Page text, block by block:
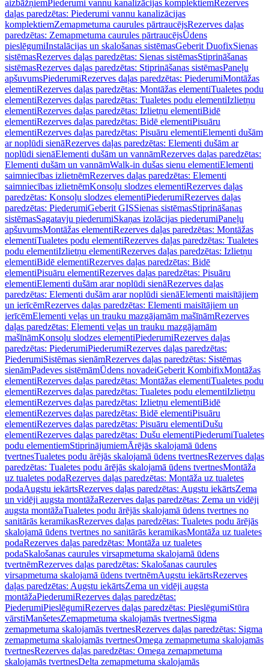
aizbāžņiemPiederumi vannu kanalizācijas komplektiemRezerves
daļas paredzētas: Piederumi vannu kanalizācijas
komplektiemZemapmetuma caurules pārtraucējsRezerves daļas
paredzētas: Zemapmetuma caurules pārtraucējsŪdens
pieslēgumiInstalācijas un skalošanas sistēmasGeberit DuofixSienas
sistēmasRezerves daļas paredzētas: Sienas sistēmasStiprināšanas
sistēmasRezerves daļas paredzētas: Stiprināšanas sistēmasPaneļu
apšuvumsPiederumiRezerves daļas paredzētas: PiederumiMontāžas
elementiRezerves daļas paredzētas: Montāžas elementiTualetes podu
elementiRezerves daļas paredzētas: Tualetes podu elementiIzlietņu
elementiRezerves daļas paredzētas: Izlietņu elementiBidē
elementiRezerves daļas paredzētas: Bidē elementiPisuāru
elementiRezerves daļas paredzētas: Pisuāru elementiElementi dušām
ar noplūdi sienāRezerves daļas paredzētas: Elementi dušām ar
noplūdi sienāElementi dušām un vannāmRezerves daļas paredzētas:
Elementi dušām un vannāmWalk-in dušas sienu elementiElementi
saimniecības izlietnēmRezerves daļas paredzētas: Elementi
saimniecības izlietnēmKonsoļu slodzes elementiRezerves daļas
paredzētas: Konsoļu slodzes elementiPiederumiRezerves daļas
paredzētas: PiederumiGeberit GISSienas sistēmasStiprināšanas
sistēmasSagatavju piederumiSkaņas izolācijas piederumiPaneļu
apšuvumsMontāžas elementiRezerves daļas paredzētas: Montāžas
elementiTualetes podu elementiRezerves daļas paredzētas: Tualetes
podu elementiIzlietņu elementiRezerves daļas paredzētas: Izlietņu
elementiBidē elementiRezerves daļas paredzētas: Bidē
elementiPisuāru elementiRezerves daļas paredzētas: Pisuāru
elementiElementi dušām arar noplūdi sienāRezerves daļas
paredzētas: Elementi dušām arar noplūdi sienāElementi maisītājiem
un ierīcēmRezerves daļas paredzētas: Elementi maisītājiem un
ierīcēmElementi veļas un trauku mazgājamām mašīnāmRezerves
daļas paredzētas: Elementi veļas un trauku mazgājamām
mašīnāmKonsoļu slodzes elementiPiederumiRezerves daļas
paredzētas: PiederumiPiederumiRezerves daļas paredzētas:
PiederumiSistēmas sienāmRezerves daļas paredzētas: Sistēmas
sienāmPadeves sistēmāmŪdens novadeiGeberit KombifixMontāžas
elementiRezerves daļas paredzētas: Montāžas elementiTualetes podu
elementiRezerves daļas paredzētas: Tualetes podu elementiIzlietņu
elementiRezerves daļas paredzētas: Izlietņu elementiBidē
elementiRezerves daļas paredzētas: Bidē elementiPisuāru
elementiRezerves daļas paredzētas: Pisuāru elementiDušu
elementiRezerves daļas paredzētas: Dušu elementiPiederumiTualetes
podu elementiemStiprinājumiemĀrējās skalojamā ūdens
tvertnesTualetes podu ārējās skalojamā ūdens tvertnesRezerves daļas
paredzētas: Tualetes podu ārējās skalojamā ūdens tvertnesMontāža
uz tualetes podaRezerves daļas paredzētas: Montāža uz tualetes
podaAugstu iekārtsRezerves daļas paredzētas: Augstu iekārtsZema
un vidēji augsta montāžaRezerves daļas paredzētas: Zema un vidēji
augsta montāžaTualetes podu ārējās skalojamā ūdens tvertnes no
sanitārās keramikasRezerves daļas paredzētas: Tualetes podu ārējās
skalojamā ūdens tvertnes no sanitārās keramikasMontāža uz tualetes
podaRezerves daļas paredzētas: Montāža uz tualetes
podaSkalošanas caurules virsapmetuma skalojamā ūdens
tvertnēmRezerves daļas paredzētas: Skalošanas caurules
virsapmetuma skalojamā ūdens tvertnēmAugstu iekārtsRezerves
daļas paredzētas: Augstu iekārtsZema un vidēji augsta
montāžaPiederumiRezerves daļas paredzētas:
PiederumiPieslēgumiRezerves daļas paredzētas: PieslēgumiStūra
vārstiManšetesZemapmetuma skalojamās tvertnesSigma
zemapmetuma skalojamās tvertnesRezerves daļas paredzētas: Sigma
zemapmetuma skalojamās tvertnesOmega zemapmetuma skalojamās
tvertnesRezerves daļas paredzētas: Omega zemapmetuma
skalojamās tvertnesDelta zemapmetuma skalojamās